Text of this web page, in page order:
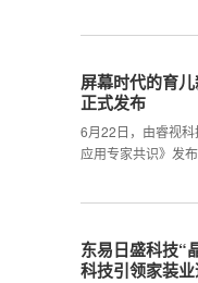
屏幕时代的育
正式发布
6月22日，由睿视
应用专家共识》发
东易日盛科技“
科技引领家装